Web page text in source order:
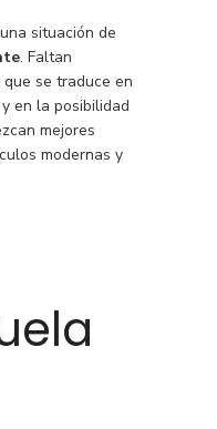
situación de
. Faltan
se traduce en
en la posibilidad
mejores
modernas y